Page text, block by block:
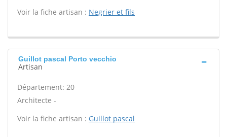
Voir la fiche artisan : Negrier et fils
Guillot pascal Porto vecchio
Artisan
Département: 20
Architecte -
Voir la fiche artisan : Guillot pascal